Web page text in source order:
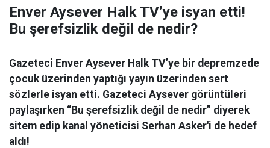
Enver Aysever Halk TV’ye isyan etti!
Bu şerefsizlik değil de nedir?
Gazeteci Enver Aysever Halk TV’ye bir depremzede
çocuk üzerinden yaptığı yayın üzerinden sert
sözlerle isyan etti. Gazeteci Aysever görüntüleri
paylaşırken “Bu şerefsizlik değil de nedir” diyerek
sitem edip kanal yöneticisi Serhan Asker'i de hedef
aldı!